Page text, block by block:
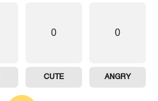
0
ANGRY
0
CUTE